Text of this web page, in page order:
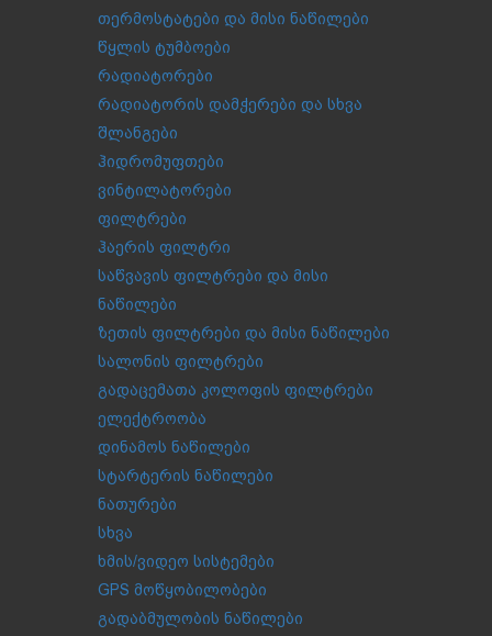
თერმოსტატები და მისი ნაწილები
წყლის ტუმბოები
რადიატორები
რადიატორის დამჭერები და სხვა
შლანგები
ჰიდრომუფთები
ვინტილატორები
ფილტრები
ჰაერის ფილტრი
საწვავის ფილტრები და მისი
ნაწილები
ზეთის ფილტრები და მისი ნაწილები
სალონის ფილტრები
გადაცემათა კოლოფის ფილტრები
ელექტროობა
დინამოს ნაწილები
სტარტერის ნაწილები
ნათურები
სხვა
ხმის/ვიდეო სისტემები
GPS მოწყობილობები
გადაბმულობის ნაწილები